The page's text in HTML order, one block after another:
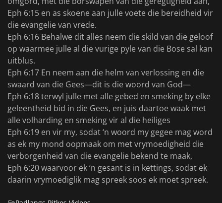
Eph 6:15 en as skoene aan julle voete die bereidheid vir
die evangelie van vrede.
Eph 6:16 Behalwe dit alles neem die skild van die geloof
op waarmee julle al die vurige pyle van die Bose sal kan
uitblus.
Eph 6:17 En neem aan die helm van verlossing en die
swaard van die Gees—dit is die woord van God—
Eph 6:18 terwyl julle met alle gebed en smeking by elke
geleentheid bid in die Gees, en juis daartoe waak met
alle volharding en smeking vir al die heiliges
Eph 6:19 en vir my, sodat ‘n woord my gegee mag word
as ek my mond oopmaak om met vrymoedigheid die
verborgenheid van die evangelie bekend te maak,
Eph 6:20 waarvoor ek ‘n gesant is in kettings, sodat ek
daarin vrymoediglik mag spreek soos ek moet spreek.